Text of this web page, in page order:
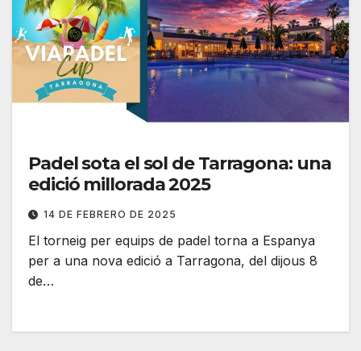
Padel sota el sol de Tarragona: una
edició millorada 2025
14 DE FEBRERO DE 2025
El torneig per equips de padel torna a Espanya
per a una nova edició a Tarragona, del dijous 8
de…